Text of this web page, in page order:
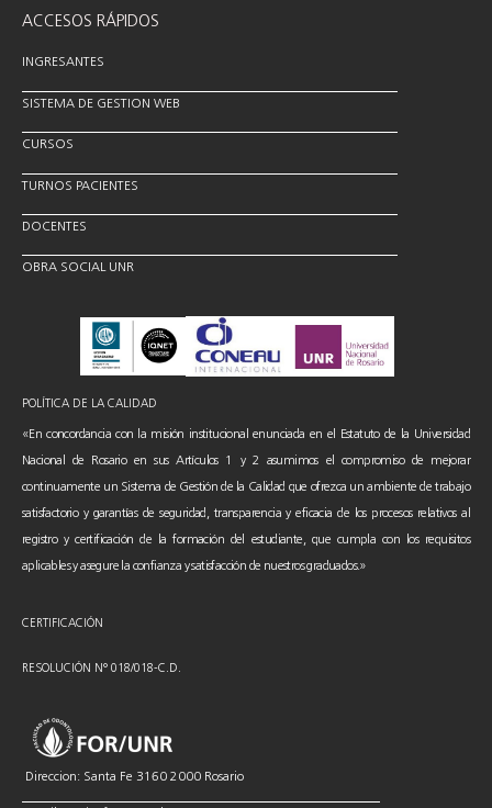
ACCESOS RÁPIDOS
INGRESANTES
SISTEMA DE GESTION WEB
CURSOS
TURNOS PACIENTES
DOCENTES
OBRA SOCIAL UNR
POLÍTICA DE LA CALIDAD
«En concordancia con la misión institucional enunciada en el Estatuto de la Universidad
Nacional de Rosario en sus Artículos 1 y 2 asumimos el compromiso de mejorar
continuamente un Sistema de Gestión de la Calidad que ofrezca un ambiente de trabajo
satisfactorio y garantías de seguridad, transparencia y eficacia de los procesos relativos al
registro y certificación de la formación del estudiante, que cumpla con los requisitos
aplicables y asegure la confianza y satisfacción de nuestros graduados.»
CERTIFICACIÓN
RESOLUCIÓN N° 018/018-C.D.
Direccion: Santa Fe 3160 2000 Rosario